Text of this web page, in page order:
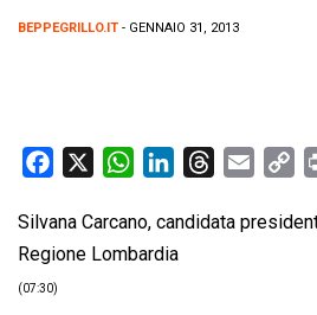
BEPPEGRILLO.IT - GENNAIO 31, 2013
c
e
b
W
a
t
n
k
r
a
p
Silvana Carcano, candidata
Regione Lombardia
(07:30)